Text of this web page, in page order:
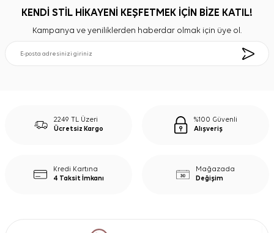
KENDİ STİL HİKAYENİ KEŞFETMEK İÇİN BİZE KATIL!
Kampanya ve yeniliklerden haberdar olmak için üye ol.
2249 TL Üzeri
Ücretsiz Kargo
%100 Güvenli
Alışveriş
Kredi Kartına
4 Taksit İmkanı
Mağazada
Değişim